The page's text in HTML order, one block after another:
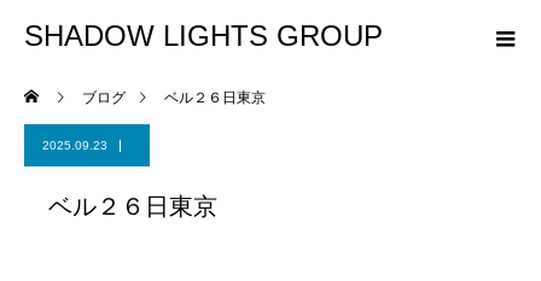
SHADOW LIGHTS GROUP
ブログ ベル２６日東京
2025.09.23
ベル２６日東京